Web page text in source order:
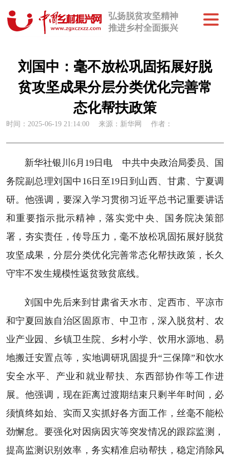
弘扬脱贫攻坚精神
推进乡村全面振兴
刘国中：毫不放松巩固拓展好脱
贫攻坚成果分层分类优化完善常
态化帮扶政策
时间：2025-06-19 21:14:00 来源：新华网 作者：
新华社银川6月19日电 中共中央政治局委员、国
务院副总理刘国中16日至19日到山西、甘肃、宁夏调
研。他强调，要深入学习贯彻习近平总书记重要讲话
和重要指示批示精神，落实党中央、国务院决策部
署，夯实责任，传导压力，毫不放松巩固拓展好脱贫
攻坚成果，分层分类优化完善常态化帮扶政策，长久
守牢不发生规模性返贫致贫底线。
刘国中先后来到甘肃省天水市、定西市、平凉市
和宁夏回族自治区固原市、中卫市，深入脱贫村、农
业产业园、乡镇卫生院、乡村小学、饮用水源地、易
地搬迁安置点等，实地调研巩固提升“三保障”和饮水
安全水平、产业和就业帮扶、东西部协作等工作进
展。他强调，现在距离过渡期结束只剩半年时间，必
须慎终如始、实而又实抓好各方面工作，丝毫不能松
劲懈怠。要强化对因病因灾等突发情况的跟踪监测，
提高监测识别效率，务实精准启动帮扶，稳定消除风